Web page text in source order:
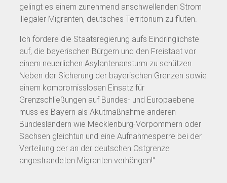
gelingt es einem zunehmend anschwellenden Strom
illegaler Migranten, deutsches Territorium zu fluten.
Ich fordere die Staatsregierung aufs Eindringlichste
auf, die bayerischen Bürgern und den Freistaat vor
einem neuerlichen Asylantenansturm zu schützen.
Neben der Sicherung der bayerischen Grenzen sowie
einem kompromisslosen Einsatz für
Grenzschließungen auf Bundes- und Europaebene
muss es Bayern als Akutmaßnahme anderen
Bundesländern wie Mecklenburg-Vorpommern oder
Sachsen gleichtun und eine Aufnahmesperre bei der
Verteilung der an der deutschen Ostgrenze
angestrandeten Migranten verhängen!“